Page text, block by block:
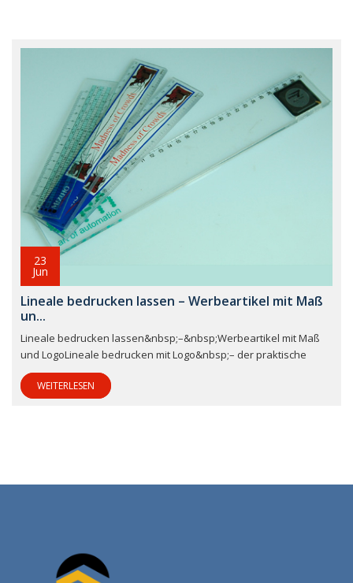
23
Jun
Lineale bedrucken lassen – Werbeartikel mit Maß
un...
Lineale bedrucken lassen&nbsp;–&nbsp;Werbeartikel mit Maß
und LogoLineale bedrucken mit Logo&nbsp;– der praktische
WEITERLESEN